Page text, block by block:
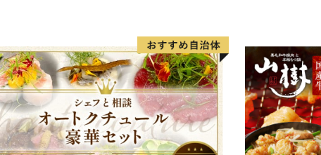
◆ふるさと納税お問い合わせセンター
TEL:050-3355-3823
Mail:furusato-nakashibetsu@ccs1981.jp